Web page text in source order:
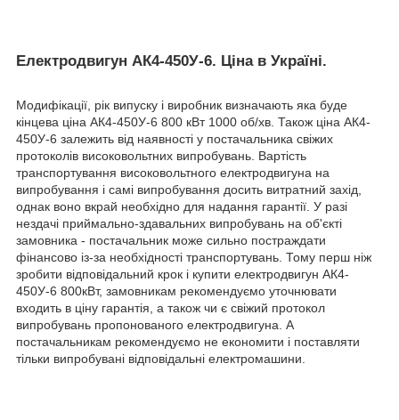
Електродвигун АК4-450У-6. Ціна в Україні.
Модифікації, рік випуску і виробник визначають яка буде
кінцева ціна АК4-450У-6 800 кВт 1000 об/хв. Також ціна АК4-
450У-6 залежить від наявності у постачальника свіжих
протоколів високовольтних випробувань. Вартість
транспортування високовольтного електродвигуна на
випробування і самі випробування досить витратний захід,
однак воно вкрай необхідно для надання гарантії. У разі
нездачі приймально-здавальних випробувань на об'єкті
замовника - постачальник може сильно постраждати
фінансово із-за необхідності транспортувань. Тому перш ніж
зробити відповідальний крок і купити електродвигун АК4-
450У-6 800кВт, замовникам рекомендуємо уточнювати
входить в ціну гарантія, а також чи є свіжий протокол
випробувань пропонованого електродвигуна. А
постачальникам рекомендуємо не економити і поставляти
тільки випробувані відповідальні електромашини.